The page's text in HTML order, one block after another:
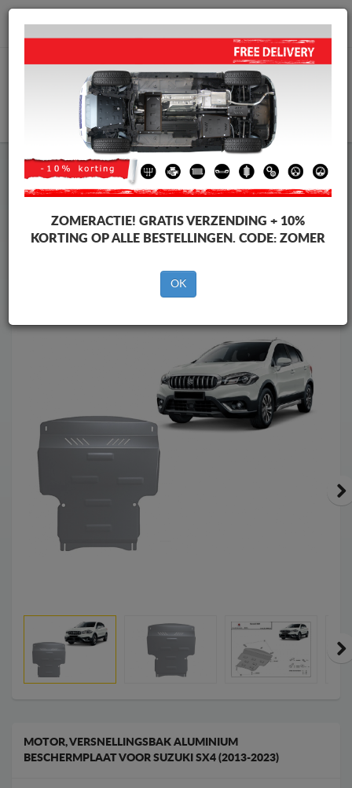
info@motorbeschermplaat.com
WINKELWAGEN
Motor Beschermplaat Motor Beschermplaat Suzuki
Motor Beschermplaat
Merken
Terug naar de catalogus
MOTOR, VERSNELLINGSBAK ALUMINIUM
BESCHERMPLAAT VOOR SUZUKI SX4 (2013-2023)
ZOMERACTIE! GRATIS VERZENDING + 10%
KORTING OP ALLE BESTELLINGEN. CODE: ZOMER
OK